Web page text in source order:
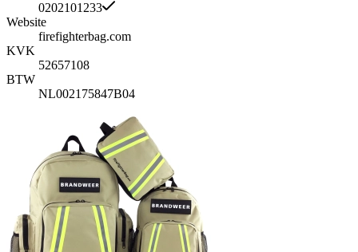
0202101233
Website
firefighterbag.com
KVK
52657108
BTW
NL002175847B04